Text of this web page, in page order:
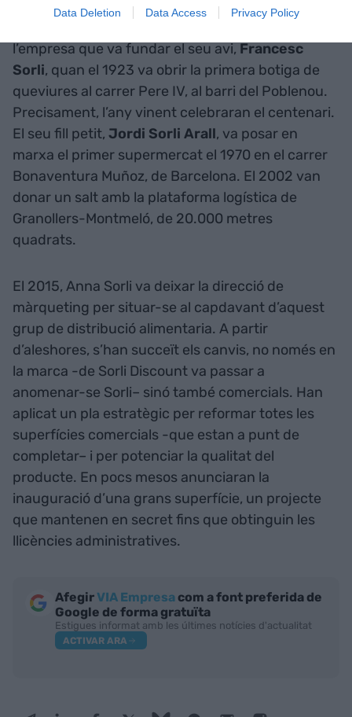
Data Deletion Data Access Privacy Policy
l’empresa que va fundar el seu avi, Francesc
Sorli, quan el 1923 va obrir la primera botiga de
queviures al carrer Pere IV, al barri del Poblenou.
Precisament, l’any vinent celebraran el centenari.
El seu fill petit, Jordi Sorli Arall, va posar en
marxa el primer supermercat el 1970 en el carrer
Bonaventura Muñoz, de Barcelona. El 2002 van
donar un salt amb la plataforma logística de
Granollers-Montmeló, de 20.000 metres
quadrats.
El 2015, Anna Sorli va deixar la direcció de
màrqueting per situar-se al capdavant d’aquest
grup de distribució alimentaria. A partir
d’aleshores, s’han succeït els canvis, no només en
la marca -de Sorli Discount va passar a
anomenar-se Sorli– sinó també comercials. Han
aplicat un pla estratègic per reformar totes les
superfícies comercials -que estan a punt de
completar– i per potenciar la qualitat del
producte. En pocs mesos anunciaran la
inauguració d’una grans superfície, un projecte
que mantenen en secret fins que obtinguin les
llicències administratives.
AfegirVIA Empresa com a font preferida de
Google de forma gratuïta
Estigues informat amb les últimes notícies d'actualitat
ACTIVAR ARA